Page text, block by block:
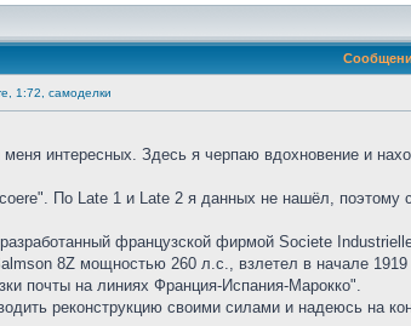
1:72, самоделки
интересных. Здесь я черпаю вдохновение и
По Late 1 и Late 2 я данных не нашёл, поэтому
разработанный французской фирмой Societe
8Z мощностью 260 л.с., взлетел в начале
почты на линиях Франция-Испания-Марокко".
реконструкцию своими силами и надеюсь на